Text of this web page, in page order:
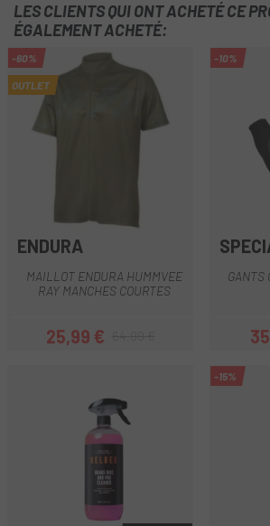
LES CLIENTS QUI ONT ACHETÉ CE
ÉGALEMENT ACHETÉ:
-60%
OUTLET
ENDURA
MAILLOT ENDURA HUMMVEE
RAY MANCHES COURTES
Prix
25,99 €Prix habituel
-10%
GANTS
-15%